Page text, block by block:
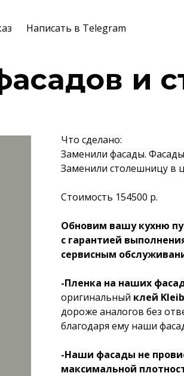
Написать в Telegram
и
Что сделано:
Заменили фасады.
Заменили столешницу в
Стоимость 154500 р.
Обновим вашу кухню
с гарантией
сервисным
-Пленка на наших
оригинальный клей
дороже аналогов без
благодаря ему наши
-Наши фасады не
максимальной